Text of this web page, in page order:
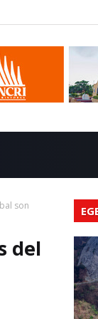
son
del